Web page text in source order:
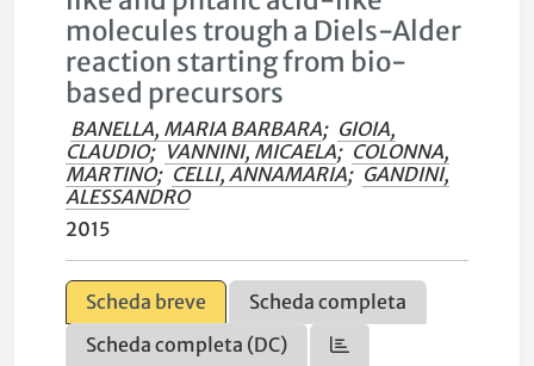
molecules trough a Diels-Alder
reaction starting from bio-
based precursors
BANELLA, MARIA BARBARA; GIOIA,
CLAUDIO; VANNINI, MICAELA; COLONNA,
MARTINO; CELLI, ANNAMARIA; GANDINI,
ALESSANDRO
2015
Scheda breve
Scheda completa
Scheda completa (DC)